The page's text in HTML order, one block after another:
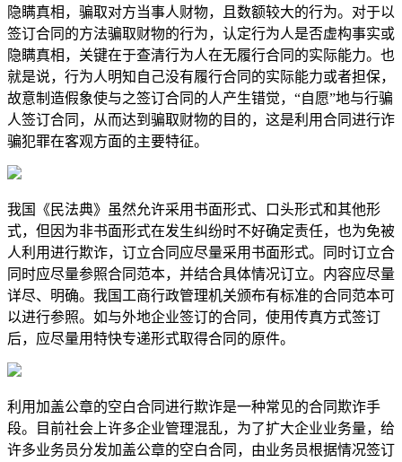
隐瞒真相，骗取对方当事人财物，且数额较大的行为。对于以
签订合同的方法骗取财物的行为，认定行为人是否虚构事实或
隐瞒真相，关键在于查清行为人在无履行合同的实际能力。也
就是说，行为人明知自己没有履行合同的实际能力或者担保，
故意制造假象使与之签订合同的人产生错觉，“自愿”地与行骗
人签订合同，从而达到骗取财物的目的，这是利用合同进行诈
骗犯罪在客观方面的主要特征。
我国《民法典》虽然允许采用书面形式、口头形式和其他形
式，但因为非书面形式在发生纠纷时不好确定责任，也为免被
人利用进行欺诈，订立合同应尽量采用书面形式。同时订立合
同时应尽量参照合同范本，并结合具体情况订立。内容应尽量
详尽、明确。我国工商行政管理机关颁布有标准的合同范本可
以进行参照。如与外地企业签订的合同，使用传真方式签订
后，应尽量用特快专递形式取得合同的原件。
利用加盖公章的空白合同进行欺诈是一种常见的合同欺诈手
段。目前社会上许多企业管理混乱，为了扩大企业业务量，给
许多业务员分发加盖公章的空白合同，由业务员根据情况签订